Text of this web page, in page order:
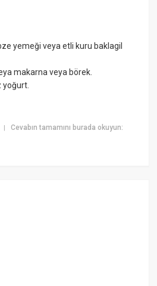
yemeği veya etli kuru baklagil
makarna veya börek.
yoğurt.
|Cevabın tamamını burada okuyun: